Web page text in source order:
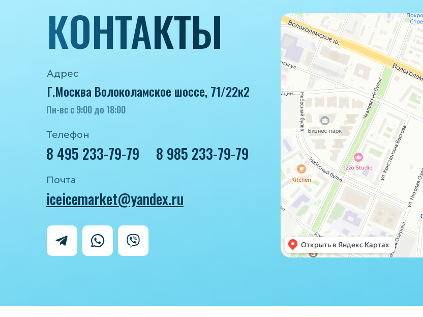
Адрес
Г.Москва Волоколамское шоссе, 71/22к2
Пн-вс с 9:00 до 18:00
Телефон
8 495 233-79-79
Почта
iceicemarket@yandex.ru
8 985 233-79-79
КОНТАКТЫ